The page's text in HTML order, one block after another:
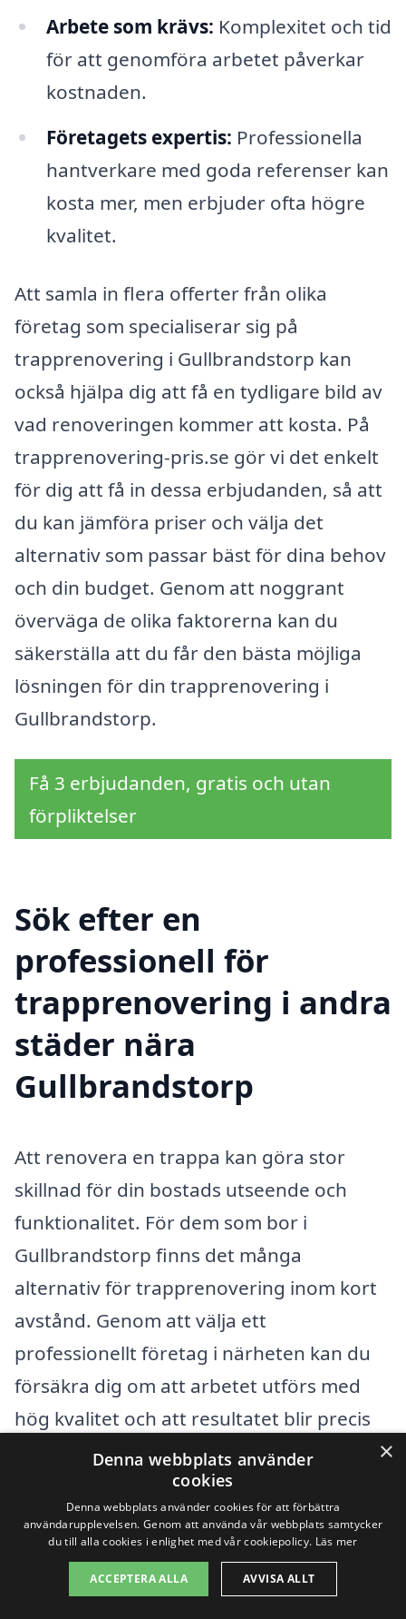
Arbete som krävs: Komplexitet och tid
för att genomföra arbetet påverkar
kostnaden.
Företagets expertis: Professionella
hantverkare med goda referenser kan
kosta mer, men erbjuder ofta högre
kvalitet.
Att samla in flera offerter från olika
företag som specialiserar sig på
trapprenovering i Gullbrandstorp kan
också hjälpa dig att få en tydligare bild av
vad renoveringen kommer att kosta. På
trapprenovering-pris.se gör vi det enkelt
för dig att få in dessa erbjudanden, så att
du kan jämföra priser och välja det
alternativ som passar bäst för dina behov
och din budget. Genom att noggrant
överväga de olika faktorerna kan du
säkerställa att du får den bästa möjliga
lösningen för din trapprenovering i
Gullbrandstorp.
Få 3 erbjudanden, gratis och utan
förpliktelser
Sök efter en
professionell för
trapprenovering i andra
städer nära
Gullbrandstorp
Att renovera en trappa kan göra stor
skillnad för din bostads utseende och
funktionalitet. För dem som bor i
Gullbrandstorp finns det många
alternativ för trapprenovering inom kort
avstånd. Genom att välja ett
professionellt företag i närheten kan du
försäkra dig om att arbetet utförs med
hög kvalitet och att resultatet blir precis
som du önskar.
Det finns flera omkringliggande städer
där du kan hitta experter på
trapprenovering. Här är några städer
×
Denna webbplats använder
cookies
Denna webbplats använder cookies för att förbättra
användarupplevelsen. Genom att använda vår webbplats samtycker
du till alla cookies i enlighet med vår cookiepolicy. Läs mer
ACCEPTERA ALLA AVVISA ALLT